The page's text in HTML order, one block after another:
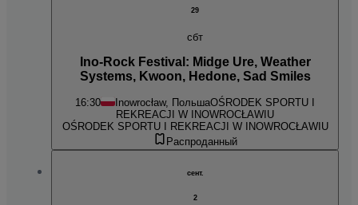
29
сбт
Ino-Rock Festival: Midge Ure, Weather
Systems, Kwoon, Hedone, Sad Smiles
16:30 Inowrocław, ПольшаOŚRODEK SPORTU I
REKREACJI W INOWROCŁAWIU
OŚRODEK SPORTU I REKREACJI W INOWROCŁAWIU
Распроданный
сент.
2